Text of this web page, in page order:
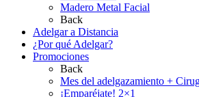
Madero Metal Facial
Back
Adelgar a Distancia
¿Por qué Adelgar?
Promociones
Back
Mes del adelgazamiento +
¡Emparéjate! 2×1